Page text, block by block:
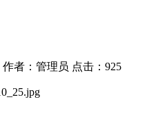
作者： 管理员 点击： 925